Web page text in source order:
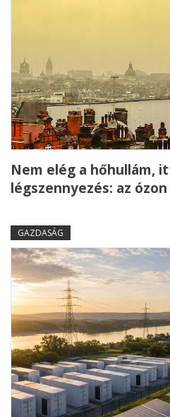
Nem elég a hőhullám,
légszennyezés: az ózon
GAZDASÁG